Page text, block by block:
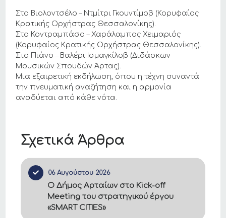
Σχετικά Άρθρα
06 Αυγούστου 2026
Ο Δήμος Αρταίων στο Kick-off
Meeting του στρατηγικού έργου
«SMART CITIES»
Στο Βιολοντσέλο – Ντμίτρι Γκουντίμοβ (Κορυφαίος
Κρατικής Ορχήστρας Θεσσαλονίκης).
Στο Κοντραμπάσο – Χαράλαμπος Χειμαριός
(Κορυφαίος Κρατικής Ορχήστρας Θεσσαλονίκης).
Στο Πιάνο – Βαλέρι Ισμαγκίλοβ (Διδάσκων
Μουσικών Σπουδών Άρτας).
Μια εξαιρετική εκδήλωση, όπου η τέχνη συναντά
την πνευματική αναζήτηση και η αρμονία
αναδύεται από κάθε νότα.